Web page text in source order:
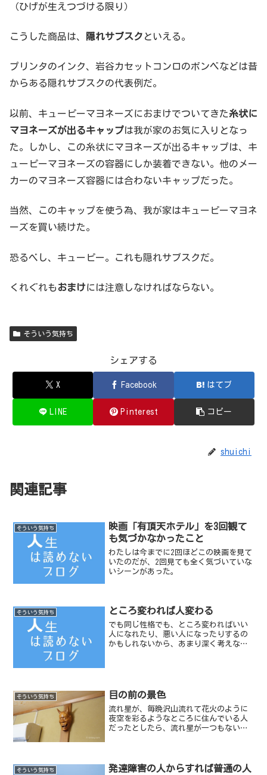
（ひげが生えつづける限り）
こうした商品は、 隠れサブスク といえる。
プリンタのインク、岩谷カセットコンロのボンベなどは昔
からある隠れサブスクの代表例だ。
以前、キューピーマヨネーズにおまけでついてきた糸状に
マヨネーズが出るキャップは我が家のお気に入りとなっ
た。しかし、この糸状にマヨネーズが出るキャップは、キ
ューピーマヨネーズの容器にしか装着できない。他のメー
カーのマヨネーズ容器には合わないキャップだった。
当然、このキャップを使う為、我が家はキューピーマヨネ
ーズを買い続けた。
恐るべし、キューピー。これも隠れサブスクだ。
くれぐれもおまけには注意しなければならない。
そういう気持ち
シェアする
X Facebook はてブ
LINE Pinterest コピー
shuichi
関連記事
そういう気持ち
映画「有頂天ホテル」を3回観て
も気づかなかったこと
わたしは今までに2回ほどこの映画を見て
いたのだが、2回見ても全く気づいていな
いシーンがあった。
そういう気持ち ところ変われば人変わる
でも同じ性格でも、ところ変わればいい
人になれたり、悪い人になったりするの
かもしれないから、あまり深く考えない
そういう気持ち 目の前の景色
流れ星が、毎晩沢山流れて花火のように
夜空を彩るようなところに住んでいる人
だったとしたら、流れ星が一つもない日
重な景色なのかもしれない...
そういう気持ち
発達障害の人からすれば普通の人